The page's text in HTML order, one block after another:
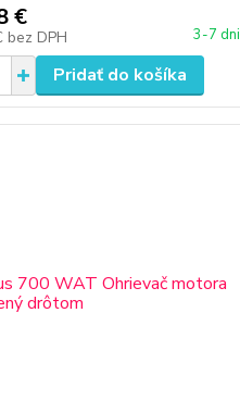
€
bez DPH 3-7 dni
Pridať do košíka